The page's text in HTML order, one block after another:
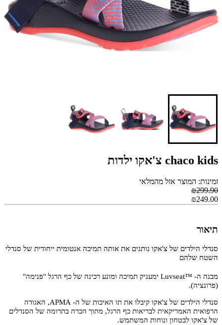
chaco kids צ'אקו ילדות
זמינות: המוצר אזל מהמלאי
₪299.90
₪249.00
תיאור
סנדלי הילדים של צ'אקו נותנים את אותה תמיכה אנטומית ייחודית של סנדלי
השטח שלהם
מבנה ה- ™Luvseat ימעניק תמיכה ומונע רכינה של כף הרגל "פנימה"
(פרונציה).
סנדלי הילדים של צ'אקו קיבלו את תו האיכות של ה- APMA, האגודה
הרפואית האמריקאית לבריאות כף הרגל, מתוך הכרה בתרומה של הסנדלים
של צ'אקו לבטחון ונוחות המשתמש.